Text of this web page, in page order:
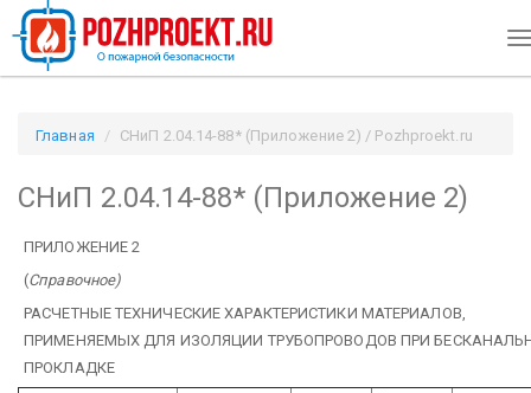
Главная СНиП 2.04.14-88* (Приложение 2) / Pozhproekt.ru
СНиП 2.04.14-88* (Приложение 2)
ПРИЛОЖЕНИЕ 2
(Справочное)
РАСЧЕТНЫЕ ТЕХНИЧЕСКИЕ ХАРАКТЕРИСТИКИ МАТЕРИАЛОВ,
ПРИМЕНЯЕМЫХ ДЛЯ ИЗОЛЯЦИИ ТРУБОПРОВОДОВ ПРИ
ПРОКЛАДКЕ